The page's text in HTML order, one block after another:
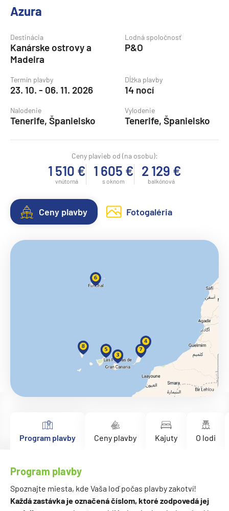
Azura
Destinácia
Kanárske ostrovy a
Madeira
Lodná spoločnosť
P&O
Termín plavby
23. 10. - 06. 11. 2026
Dĺžka plavby
14 nocí
Nalodenie
Tenerife, Španielsko
Vylodenie
Tenerife, Španielsko
Ceny plavieb od (na osobu):
1 510 €
vnútorná
1 605 €
s oknom
2 129 €
balkónová
Ceny plavby Fotogaléria
Program plavby Ceny plavby Kajuty O lodi
Program plavby
Spoznajte miesta, kde Vaša loď počas plavby zakotví!
Každá zastávka je označená číslom, ktoré zodpovedá jej